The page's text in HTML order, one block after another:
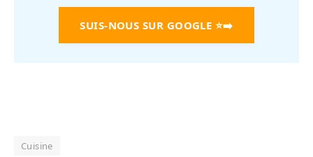
SUIS-NOUS SUR GOOGLE ⭐➡️
Cuisine